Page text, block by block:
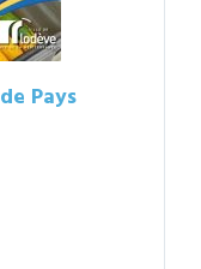
Pays